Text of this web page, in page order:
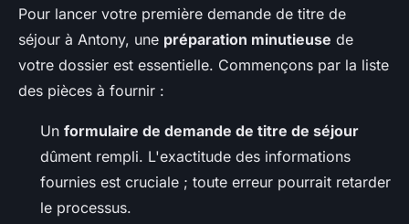
Pour lancer votre première demande de titre de
séjour à Antony, une préparation minutieuse de
votre dossier est essentielle. Commençons par la liste
des pièces à fournir :
Un formulaire de demande de titre de séjour
dûment rempli. L'exactitude des informations
fournies est cruciale ; toute erreur pourrait retarder
le processus.